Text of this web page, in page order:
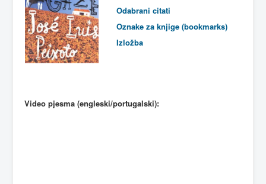
Odabrani citati
Oznake za knjige (bookmarks)
Izložba
Video pjesma (engleski/portugalski):